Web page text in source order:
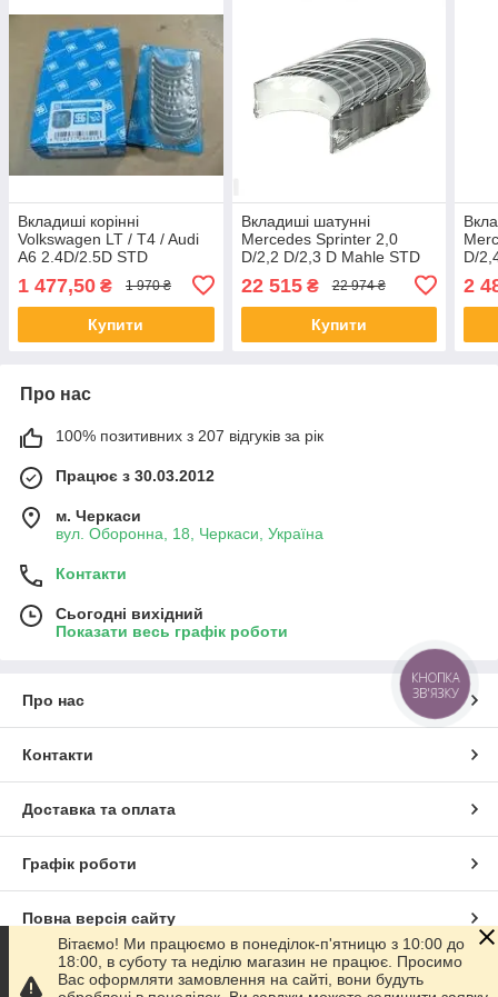
Вкладиші корінні
Volkswagen LT / T4 / Audi
A6 2.4D/2.5D STD
1 477,50 ₴ 1 970 ₴
Купити
Вкладиші шатунні
Mercedes Sprinter 2,0
D/2,2 D/2,3 D Mahle STD
22 515₴ 22 974 ₴
Купити
D/
2
Про нас
100% позитивних з 207 відгуків за рік
Працює з 30.03.2012
м. Черкаси
вул. Оборонна, 18, Черкаси, Україна
Контакти
Сьогодні вихідний
Показати весь графік роботи
Про нас
Контакти
Доставка та оплата
Графік роботи
Повна версія сайту
Сайт створено на маркетплейсіProm.ua
Вітаємо! Ми працюємо в понеділок-п'ятницю з 10:00 до
18:00, в суботу та неділю магазин не працює. Просимо
Вас оформляти замовлення на сайті, вони будуть
КНОПКА
ЗВ'ЯЗКУ